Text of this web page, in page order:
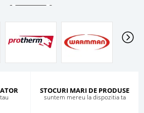
STOCURI MARI DE PRODUSE
suntem mereu la dispozitia ta